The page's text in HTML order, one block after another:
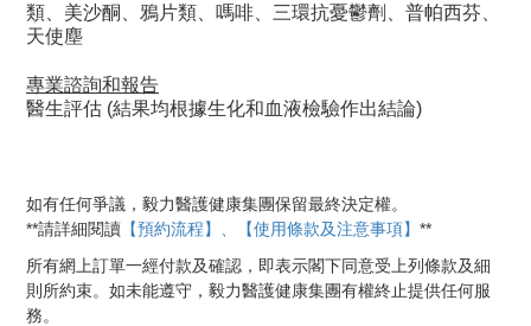
類、美沙酮、鴉片類、嗎啡、三環抗憂鬱劑、普帕西芬、
天使塵
專業諮詢和報告
醫生評估 (結果均根據生化和血液檢驗作出結論)
如有任何爭議，毅力醫護健康集團保留最終決定權。
**請詳細閱讀 【預約流程】、【使用條款及注意事項】 **
所有網上訂單一經付款及確認，即表示閣下同意受上列條款及細
則所約束。如未能遵守，毅力醫護健康集團有權終止提供任何服
務。